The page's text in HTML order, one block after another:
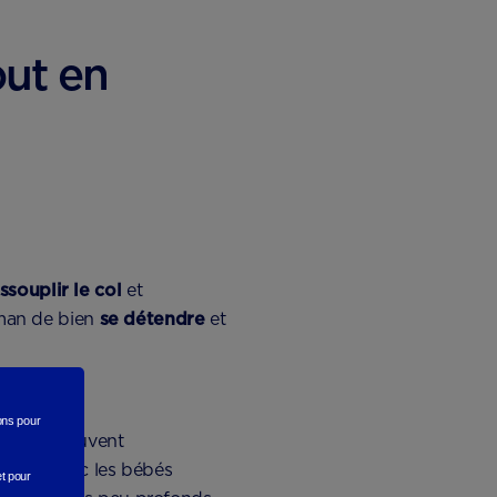
en
le col et
de bien se détendreet
cours peuvent
avec les bébés
pour
pour